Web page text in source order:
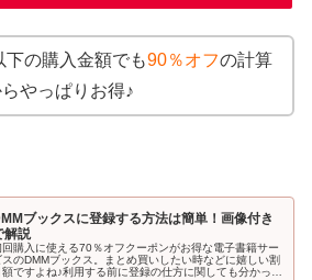
下の購入金額でも90％オフの計算
やっぱりお得♪
ブックスに登録する方法は簡単！画像付き
解説
回購入に使える70％オフクーポンがお得な電子書籍サー
スのDMMブックス。まとめ買いしたい時などに嬉しい割
額ですよね♪利用する前に登録の仕方に関しても分かって